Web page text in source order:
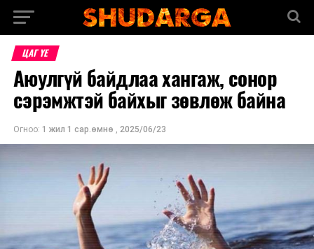
ЦАГ ҮЕ
Аюулгүй байдлаа хангаж, сонор
сэрэмжтэй байхыг зөвлөж байна
Огноо: 1 жил 1 сар.өмнө , 2025/06/23